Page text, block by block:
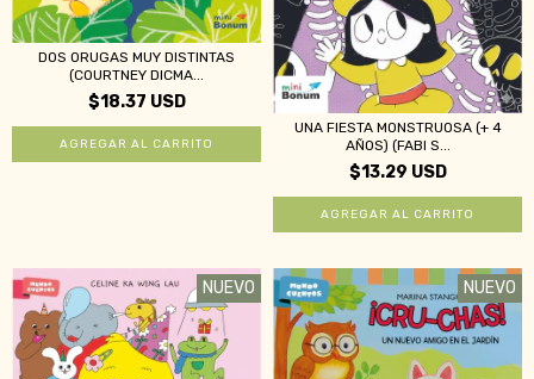
DOS ORUGAS MUY DISTINTAS
(COURTNEY DICMA...
$18.37 USD
UNA FIESTA MONSTRUOSA (+ 4
AÑOS) (FABI S...
$13.29 USD
NUEVO NUEVO